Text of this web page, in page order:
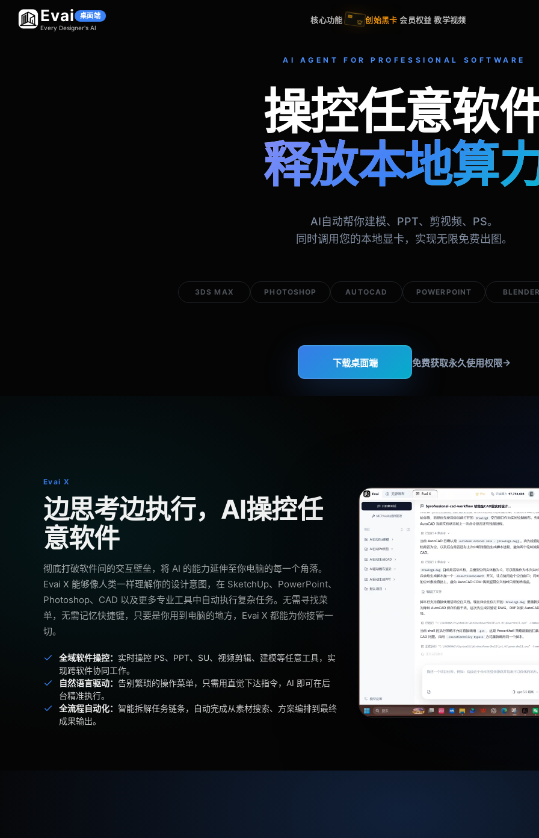
Evai 桌面端
Every Designer's AI
核心功能 创始黑卡 会员权益 教学视频
AI AGENT FOR PROFESSIONAL SOFTWARE
操控任意软
释放本地算
AI自动帮你建模、PPT、剪视频、PS。
同时调用您的本地显卡，实现无限免费出图。
3DS MAX PHOTOSHOP AUTOCAD POWERPOINT
下载桌面端 免费获取永久使用权限→
Evai X
边思考边执行，AI操控任
意软件
彻底打破软件间的交互壁垒，将 AI 的能力延伸至你电脑的每一个角落。
Evai X 能够像人类一样理解你的设计意图，在 SketchUp、PowerPoint、
Photoshop、CAD 以及更多专业工具中自动执行复杂任务。无需寻找菜
单，无需记忆快捷键，只要是你用到电脑的地方，Evai X 都能为你接管一
切。
全域软件操控： 实时操控 PS、PPT、SU、视频剪辑、建模等任意工具，实
现跨软件协同工作。
自然语言驱动： 告别繁琐的操作菜单，只需用直觉下达指令，AI 即可在后
台精准执行。
全流程自动化： 智能拆解任务链条，自动完成从素材搜索、方案编排到最终
成果输出。